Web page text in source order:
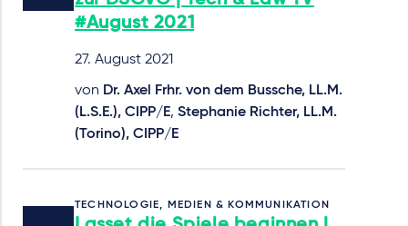
#August 2021
27. August 2021
von Dr. Axel Frhr. von dem Bussche, LL.M.
(L.S.E.), CIPP/E, Stephanie Richter, LL.M.
(Torino), CIPP/E
TECHNOLOGIE, MEDIEN & KOMMUNIKATION